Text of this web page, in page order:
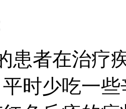
患者在治疗
时少吃一